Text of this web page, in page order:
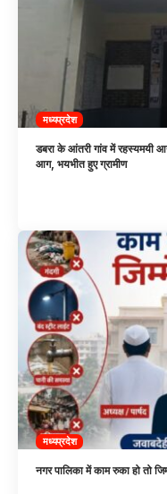
मध्यप्रदेश
डबरा के आंतरी गांव में रहस्यमयी
आग, भयभीत हुए ग्रामीण
मध्यप्रदेश
नगर पालिका में काम रुका हो तो